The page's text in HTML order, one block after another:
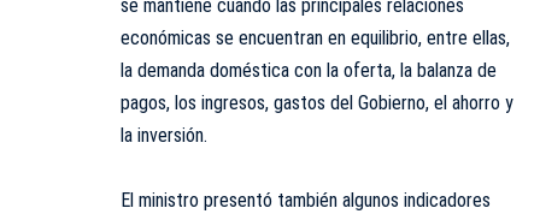
se mantiene cuando las principales relaciones
económicas se encuentran en equilibrio, entre ellas,
la demanda doméstica con la oferta, la balanza de
pagos, los ingresos, gastos del Gobierno, el ahorro y
la inversión.
El ministro presentó también algunos indicadores